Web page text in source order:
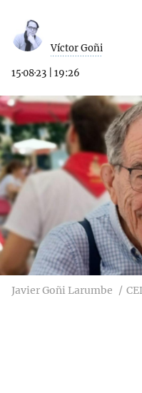
Víctor Goñi
15·08·23 19:26
Javier Goñi Larumbe